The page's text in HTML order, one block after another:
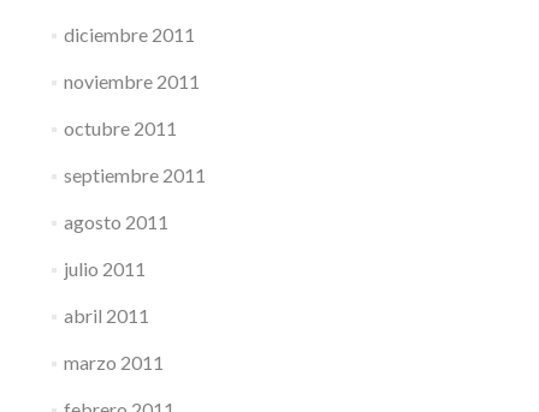
diciembre 2011
noviembre 2011
octubre 2011
septiembre 2011
agosto 2011
julio 2011
abril 2011
marzo 2011